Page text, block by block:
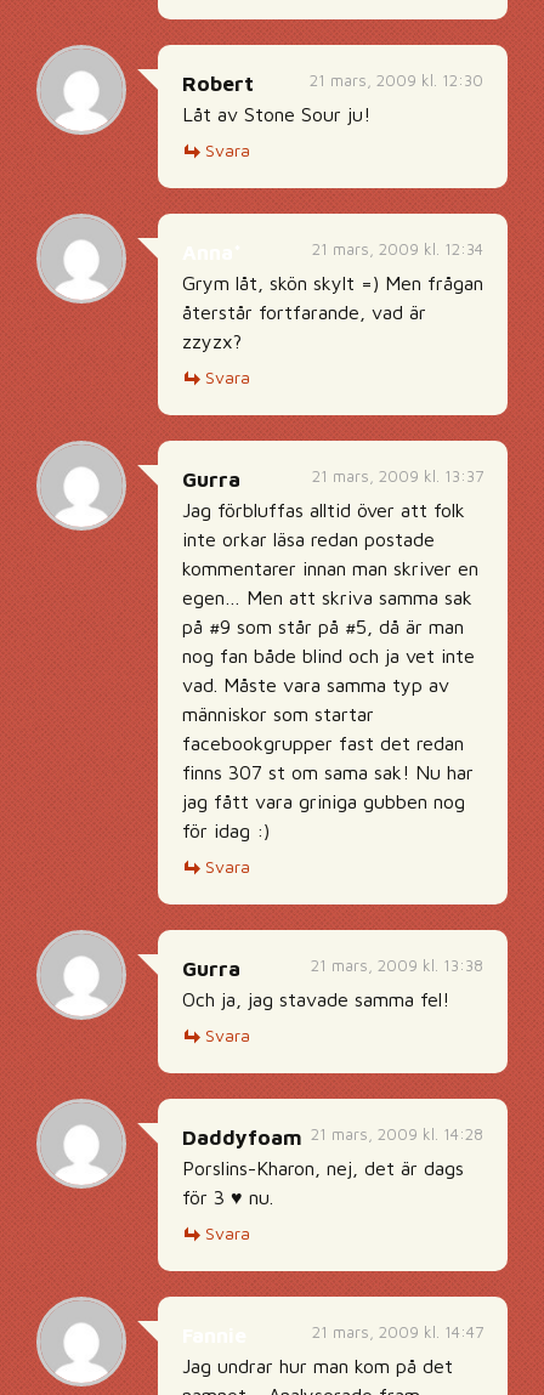
21 mars, 2009 kl. 12:30
Robert
Låt av Stone Sour ju!
Svara
21 mars, 2009 kl. 12:34
Grym låt, skön skylt =) Men frågan
återstår fortfarande, vad är
zzyzx?
Svara
21 mars, 2009 kl. 13:37
Gurra
Jag förbluffas alltid över att folk
inte orkar läsa redan postade
kommentarer innan man skriver en
egen… Men att skriva samma sak
på #9 som står på #5, då är man
nog fan både blind och ja vet inte
vad. Måste vara samma typ av
människor som startar
facebookgrupper fast det redan
finns 307 st om sama sak! Nu har
jag fått vara griniga gubben nog
för idag :)
Svara
21 mars, 2009 kl. 13:38
Gurra
Och ja, jag stavade samma fel!
Svara
21 mars, 2009 kl. 14:28
Daddyfoam
Porslins-Kharon, nej, det är dags
för 3 ♥ nu.
Svara
21 mars, 2009 kl. 14:47
Jag undrar hur man kom på det